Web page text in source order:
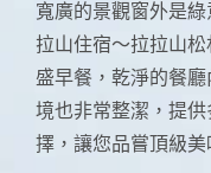
寬廣的景觀窗外是
拉山住宿～拉拉山
盛早餐，乾淨的餐
境也非常整潔，提
擇，讓您品嘗頂級